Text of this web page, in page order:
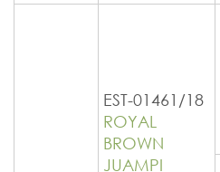
EST-01461/18
ROYAL
BROWN
JUAMPI